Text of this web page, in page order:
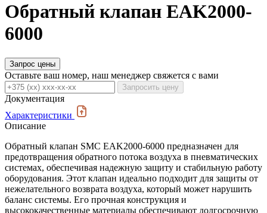
Обратный клапан EAK2000-
6000
Запрос цены
Оставьте ваш номер, наш менеджер свяжется с вами
Запросить цену
Документация
Характеристики
Описание
Обратный клапан SMC EAK2000-6000 предназначен для
предотвращения обратного потока воздуха в пневматических
системах, обеспечивая надежную защиту и стабильную работу
оборудования. Этот клапан идеально подходит для защиты от
нежелательного возврата воздуха, который может нарушить
баланс системы. Его прочная конструкция и
высококачественные материалы обеспечивают долгосрочную